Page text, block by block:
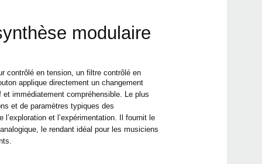
modulaire
contrôlé en tension, un filtre contrôlé en
applique directement un changement
immédiatement compréhensible. Le plus
et de paramètres typiques des
l’exploration et l’expérimentation. Il fournit le
le rendant idéal pour les musiciens